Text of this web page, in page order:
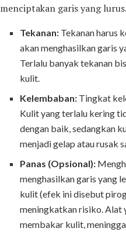
menciptakan garis yang lurus.
Tekanan: Tekanan harus
akan menghasilkan garis
Terlalu banyak tekanan
kulit.
Kelembaban: Tingkat
Kulit yang terlalu kering
dengan baik, sedangkan
menjadi gelap atau rusak
Panas (Opsional):
menghasilkan garis yang
kulit (efek ini disebut
meningkatkan risiko. Alat
membakar kulit,